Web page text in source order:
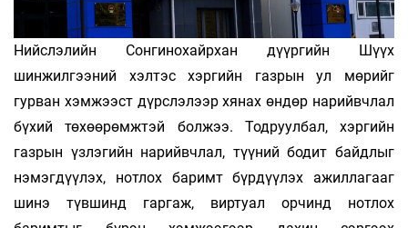
Нийслэлийн Сонгинохайрхан дүүргийн Шүүх
шинжилгээний хэлтэс хэргийн газрын ул мөрийг
гурван хэмжээст дүрслэлээр хя­нах өндөр нарийвчлал
бүхий төхөөрөмжтэй болжээ. Тодруулбал, хэргийн
газрын үзлэгийн нарийвчлал, түүний бодит байдлыг
нэмэгдүүлэх, нотлох баримт бүрдүүлэх ажиллагааг
шинэ түвшинд гаргаж, виртуал орчинд нотлох